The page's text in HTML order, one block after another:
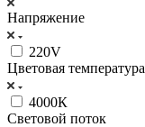
Напряжение
220V
Цветовая температура
4000К
Световой поток